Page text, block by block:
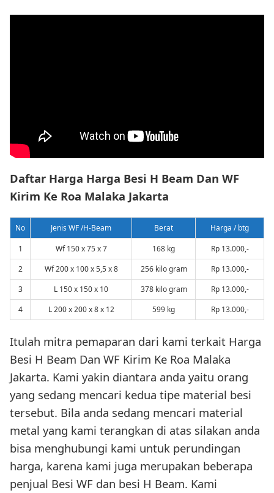
Daftar Harga Harga Besi H Beam Dan WF
Kirim Ke Roa Malaka Jakarta
No Jenis WF /H-Beam Berat
Harga / btg
1
Wf 150 x 75 x 7 168 kg
Rp 13.000,-
2
Wf 200 x 100 x 5,5 x 8 256 kilo gram
Rp 13.000,-
3
L 150 x 150 x 10 378 kilo gram
Rp 13.000,-
4
L 200 x 200 x 8 x 12 599 kg Rp 13.000,-
Itulah mitra pemaparan dari kami terkait Harga
Besi H Beam Dan WF Kirim Ke Roa Malaka
Jakarta. Kami yakin diantara anda yaitu orang
yang sedang mencari kedua tipe material besi
tersebut. Bila anda sedang mencari material
metal yang kami terangkan di atas silakan anda
bisa menghubungi kami untuk perundingan
harga, karena kami juga merupakan beberapa
penjual Besi WF dan besi H Beam. Kami